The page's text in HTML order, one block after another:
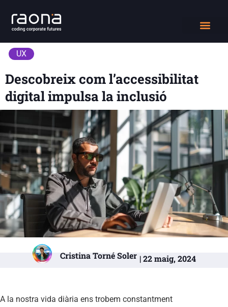
UX
Descobreix com l’accessibilitat
digital impulsa la inclusió
Cristina Torné Soler | 22 maig, 2024
A la nostra vida diària ens trobem constantment